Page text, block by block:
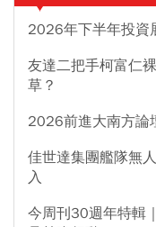
2026年下半年投資
友達二把手柯富仁
草？
2026前進大南方論
佳世達集團艦隊無
入
今周刊30週年特輯